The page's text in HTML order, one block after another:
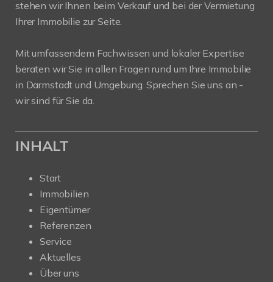
stehen wir Ihnen beim Verkauf und bei der Vermietung
Ihrer Immobilie zur Seite.
Mit umfassendem Fachwissen und lokaler Expertise
beraten wir Sie in allen Fragen rund um Ihre Immobilie
in Darmstadt und Umgebung. Sprechen Sie uns an -
wir sind für Sie da.
INHALT
Start
Immobilien
Eigentümer
Referenzen
Service
Aktuelles
Über uns